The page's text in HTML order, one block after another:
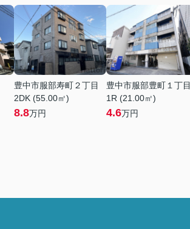
豊中市服部寿町２丁目
2DK (55.00㎡)
8.8万円
豊中市服部豊町１丁目
1R (21.00㎡)
4.6万円